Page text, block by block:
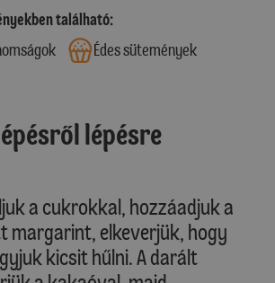
található:
Édes sütemények
lépésre
a cukrokkal, hozzáadjuk a
margarint, elkeverjük, hogy
kicsit hűlni. A darált